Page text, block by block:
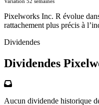
Pixelworks Inc. R évolue
rattachement plus précis à
Dividendes
Dividendes
Aucun dividende historique